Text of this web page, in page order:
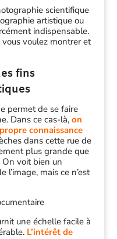
scientifique
artistique ou
indispensable.
voulez montrer et
fins
permet de se faire
Dans ce cas-là, on
connaissance
dans cette rue de
plus grande que
voit bien un
l’image, mais ce n’est
une échelle facile à
L’intérêt de